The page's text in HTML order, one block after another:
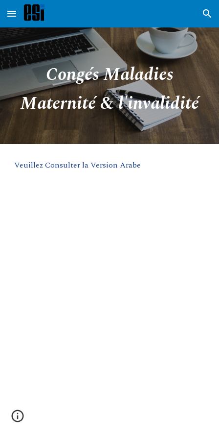
Skip to main content Skip to navigation
Congés Maladies
Maternité & l'invalidité
Veuillez Consulter la Version Arabe